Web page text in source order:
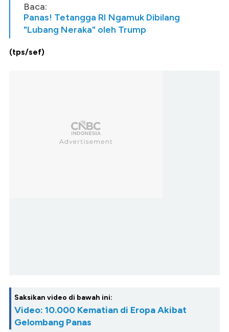
Baca:
Panas! Tetangga RI Ngamuk Dibilang
"Lubang Neraka" oleh Trump
(tps/sef)
Saksikan video di bawah ini:
Video: 10.000 Kematian di Eropa Akibat
Gelombang Panas